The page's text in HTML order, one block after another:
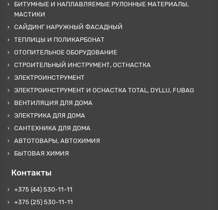
БИТУМНЫЕ И НАПЛАВЛЯЕМЫЕ РУЛОННЫЕ МАТЕРИАЛЫ,
МАСТИКИ
САЙДИНГ НАРУЖНЫЙ ФАСАДНЫЙ
ТЕПЛИЦЫ И ПОЛИКАРБОНАТ
ОТОПИТЕЛЬНОЕ ОБОРУДОВАНИЕ
СТРОИТЕЛЬНЫЙ ИНСТРУМЕНТ, ОСТНАСТКА
ЭЛЕКТРОИНСТРУМЕНТ
ЭЛЕКТРОИНСТРУМЕНТ И ОСНАСТКА TOTAL, DYLLU, FUBAG
ВЕНТИЛЯЦИЯ ДЛЯ ДОМА
ЭЛЕКТРИКА ДЛЯ ДОМА
САНТЕХНИКА ДЛЯ ДОМА
АВТОТОВАРЫ, АВТОХИМИЯ
БЫТОВАЯ ХИМИЯ
Контакты
+375 (44) 530-11-11
+375 (25) 530-11-11